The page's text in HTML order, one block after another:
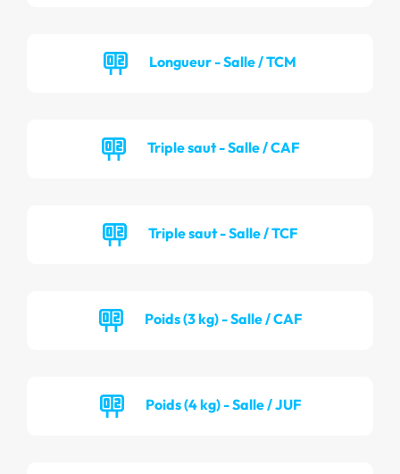
Longueur - Salle / TCM
Triple saut - Salle / CAF
Triple saut - Salle / TCF
Poids (3 kg) - Salle / CAF
Poids (4 kg) - Salle / JUF